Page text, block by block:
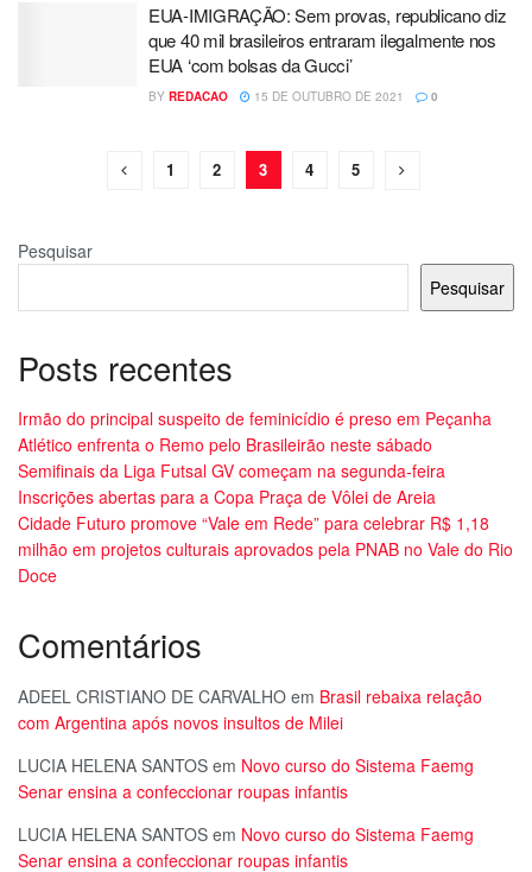
EUA-IMIGRAÇÃO: Sem provas, republicano diz
que 40 mil brasileiros entraram ilegalmente nos
EUA ‘com bolsas da Gucci’
BY REDACAO 15 DE OUTUBRO DE 2021 0
1 2 3 4 5
Pesquisar
Pesquisar
Posts recentes
Irmão do principal suspeito de feminicídio é preso em Peçanha
Atlético enfrenta o Remo pelo Brasileirão neste sábado
Semifinais da Liga Futsal GV começam na segunda-feira
Inscrições abertas para a Copa Praça de Vôlei de Areia
Cidade Futuro promove “Vale em Rede” para celebrar R$ 1,18
milhão em projetos culturais aprovados pela PNAB no Vale do Rio
Doce
Comentários
ADEEL CRISTIANO DE CARVALHO em Brasil rebaixa relação
com Argentina após novos insultos de Milei
LUCIA HELENA SANTOS em Novo curso do Sistema Faemg
Senar ensina a confeccionar roupas infantis
LUCIA HELENA SANTOS em Novo curso do Sistema Faemg
Senar ensina a confeccionar roupas infantis